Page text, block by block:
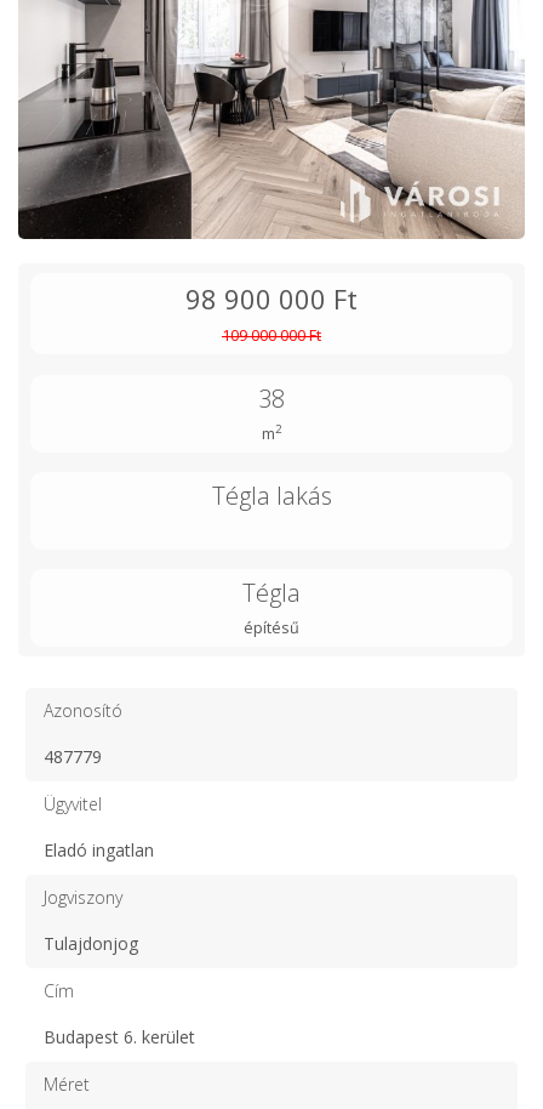
98 900 000 Ft
109 000 000 Ft
38
m2
Tégla lakás
Tégla
építésű
Azonosító
487779
Ügyvitel
Eladó ingatlan
Jogviszony
Tulajdonjog
Cím
Budapest 6. kerület
Méret